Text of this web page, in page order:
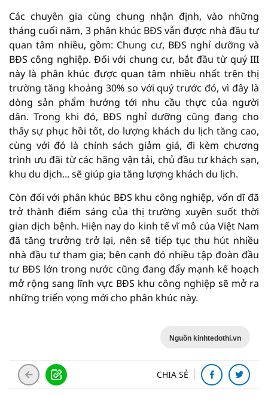
Các chuyên gia cùng chung nhận định, vào những
tháng cuối năm, 3 phân khúc BĐS vẫn được nhà đầu tư
quan tâm nhiều, gồm: Chung cư, BĐS nghỉ dưỡng và
BĐS công nghiệp. Đối với chung cư, bắt đầu từ quý III
này là phân khúc được quan tâm nhiều nhất trên thị
trường tăng khoảng 30% so với quý trước đó, vì đây là
dòng sản phẩm hướng tới nhu cầu thực của người
dân. Trong khi đó, BĐS nghỉ dưỡng cũng đang cho
thấy sự phục hồi tốt, do lượng khách du lịch tăng cao,
cùng với đó là chính sách giảm giá, đi kèm chương
trình ưu đãi từ các hãng vận tải, chủ đầu tư khách sạn,
khu du dịch... sẽ giúp gia tăng lượng khách du lịch.
Còn đối với phân khúc BĐS khu công nghiệp, vốn dĩ đã
trở thành điểm sáng của thị trường xuyên suốt thời
gian dịch bệnh. Hiện nay do kinh tế vĩ mô của Việt Nam
đã tăng trưởng trở lại, nên sẽ tiếp tục thu hút nhiều
nhà đầu tư tham gia; bên cạnh đó nhiều tập đoàn đầu
tư BĐS lớn trong nước cũng đang đẩy mạnh kế hoạch
mở rộng sang lĩnh vực BĐS khu công nghiệp sẽ mở ra
những triển vọng mới cho phân khúc này.
Nguồn kinhtedothi.vn
CHIA SẺ